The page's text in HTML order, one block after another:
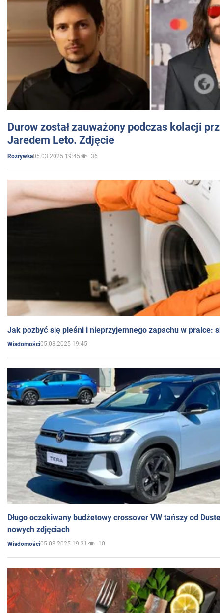
Durow został zauważony podczas kolacji
Jaredem Leto. Zdjęcie
Rozrywka05.03.2025 19:45 36
Jak pozbyć się pleśni i nieprzyjemnego zapachu w pralce:
Wiadomości05.03.2025 19:45
Długo oczekiwany budżetowy crossover VW tańszy od
nowych zdjęciach
Wiadomości05.03.2025 19:31 10